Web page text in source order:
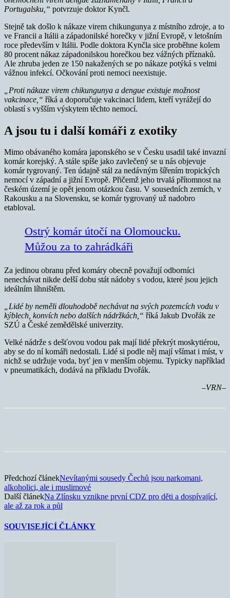
Portugalsku,“ potvrzuje doktor Kynčl.
Stejně tak došlo k nákaze virem chikungunya z místního zdroje, a to
ve Francii a Itálii a západonilské horečky v jižní Evropě, v letošním
roce především v Itálii. Podle doktora Kynčla sice proběhne kolem
80 procent nákaz západonilskou horečkou bez vážných příznaků.
Ale zhruba jeden ze 150 nakažených se po nákaze potýká s velmi
vážnou infekcí. Očkování proti nemoci neexistuje.
„Proti nákaze virem chikungunya a dengue existuje možnost
vakcinace,“ říká a doporučuje vakcinaci lidem, kteří vyrážejí do
oblastí s vyšším výskytem těchto nemocí.
A jsou tu i další komáři z exotiky
Mimo obávaného komára japonského se v Česku usadil také invazní
komár korejský. A stále spíše jako zavlečený se u nás objevuje
komár tygrovaný. Ten údajně stál za nedávným šířením tropických
nemocí v západní a jižní Evropě. Přičemž jeho trvalá přítomnost na
českém území je opět jenom otázkou času. V sousedních zemích, v
Rakousku a na Slovensku, se komár tygrovaný už nadobro
etabloval.
Ostrý komár útočí na Olomoucku.
Můžou za to zahrádkáři
Za jedinou obranu před komáry obecně považují odborníci
nenechávat nikde delší dobu stát nádoby s vodou, které jsou jejich
ideálním líhništěm.
„Lidé by neměli dlouhodobě nechávat na svých pozemcích vodu v
kýblech, konvích nebo dalších nádržkách,“ říká Jakub Dvořák ze
SZÚ a České zemědělské univerzity.
Velké nádrže s dešťovou vodou pak mají lidé překrýt moskytiérou,
aby se do ní komáři nedostali. Lidé si podle něj mají všímat i míst, v
nichž se udržuje voda, byť jen v menším objemu. Typicky například
v pneumatikách, dodává na příkladu Dvořák.
–VRN–
Předchozí článekNevítanými sousedy Čechů jsou narkomani,
alkoholici, ale i muslimové
Další článekNa Zlínsku vznikne první CDZ pro děti a dospívající,
ale až za rok a půl
SOUVISEJÍCÍ ČLÁNKY